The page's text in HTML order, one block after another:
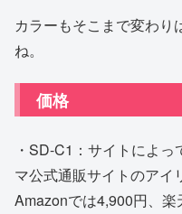
カラーもそこまで変わり
ね。
価格
・SD-C1：サイトによ
マ公式通販サイトのアイ
Amazonでは4,900円、楽